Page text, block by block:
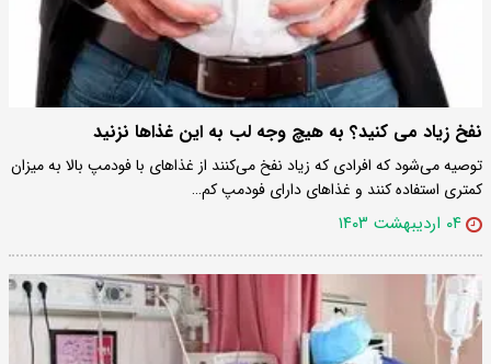
نفخ زیاد می کنید؟ به هیچ وجه لب به این غذاها نزنید
توصیه می‌شود که افرادی که زیاد نفخ می‌کنند از غذاهای با فودمپ بالا به میزان
کمتری استفاده کنند و غذاهای دارای فودمپ کم…
۰۴ اردیبهشت ۱۴۰۳